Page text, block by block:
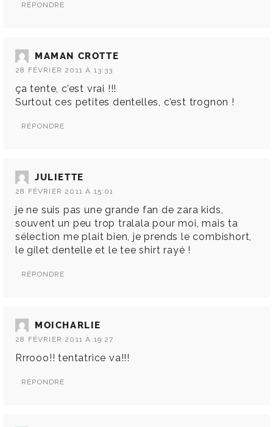
RÉPONDRE
MAMAN CROTTE
28 FÉVRIER 2011 À 13:33
ça tente, c’est vrai !!!
Surtout ces petites dentelles, c’est trognon !
RÉPONDRE
JULIETTE
28 FÉVRIER 2011 À 15:01
je ne suis pas une grande fan de zara kids,
souvent un peu trop tralala pour moi, mais ta
sélection me plait bien, je prends le combishort,
le gilet dentelle et le tee shirt rayé !
RÉPONDRE
MOICHARLIE
28 FÉVRIER 2011 À 19:27
Rrrooo!! tentatrice va!!!
RÉPONDRE